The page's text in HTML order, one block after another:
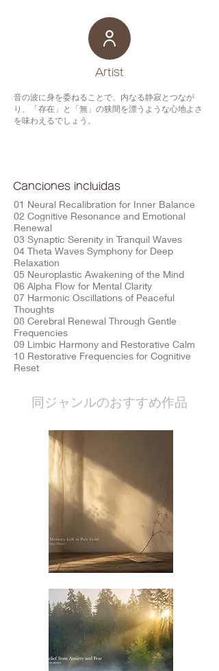
​Artist
音の波に身を委ねることで、内なる静寂とつなが
り、「存在」と「無」の狭間を漂うような心地よさ
を味わえるでしょう。
Canciones incluidas
01 Neural Recalibration for Inner Balance
02 Cognitive Resonance and Emotional
Renewal
03 Synaptic Serenity in Tranquil Waves
04 Theta Waves Symphony for Deep
Relaxation
05 Neuroplastic Awakening of the Mind
06 Alpha Flow for Mental Clarity
07 Harmonic Oscillations of Peaceful
Thoughts
08 Cerebral Renewal Through Gentle
Frequencies
09 Limbic Harmony and Restorative Calm
10 Restorative Frequencies for Cognitive
Reset
​同ジャンルのおすすめ作品